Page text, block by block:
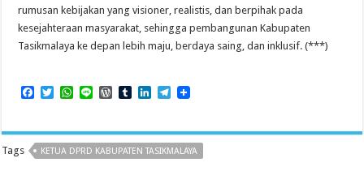
rumusan kebijakan yang visioner, realistis, dan berpihak pada
kesejahteraan masyarakat, sehingga pembangunan Kabupaten
Tasikmalaya ke depan lebih maju, berdaya saing, dan inklusif. (***)
F
e
b
o
T
t
t
e
W
t
s
A
L
e
W
d
P
r
T
b
l
r
L
k
e
d
T
e
g
r
Tags KETUA DPRD KABUPATEN TASIKMALAYA